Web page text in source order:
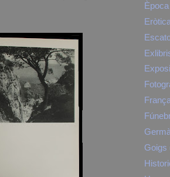
Eròtica
França
Goigs